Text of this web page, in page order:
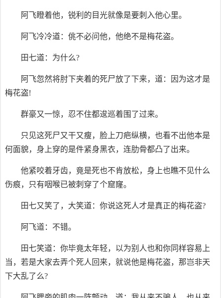
阿飞瞪着他，锐利的目光就像是要刺入他心里。
阿飞冷冷道：佻不必问他，他绝不是梅花盗。
田七道：为什么?
阿飞忽然将肘下夹着的死尸放了下来，道：因为这才是
梅花盗!
群豪又一惊，忍不住都逡巡着围了过来。
只见这死尸又干又瘦，脸上刀疤纵横，也看不出他本是
何面貌，身上穿的是件紧身黑衣，连肋骨都凸了出来。
他紧咬着牙齿，竟是死也不肯放松，身上也瞧不见什么
伤痕，只有咽喉已被刺穿了个窟窿。
田七又笑了，大笑道：你说这死人才是真正的梅花盗?
阿飞道：不错。
田七笑道：你毕竟太年轻，以为别人也和你同样容易上
当，若是大家去弄个死人回来，就说他是梅花盗，那岂非天
下大乱了么?